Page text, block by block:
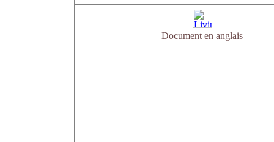
Document en anglais